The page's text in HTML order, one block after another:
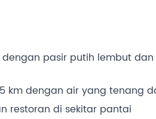
pasir putih lembut
km dengan air yang tenang
restoran di sekitar pantai